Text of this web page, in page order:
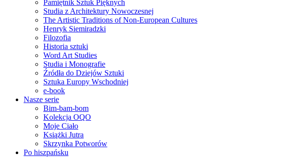
Pamiętnik Sztuk Pięknych
Studia z Architektury Nowoczesnej
The Artistic Traditions of Non-European Cultures
Henryk Siemiradzki
Filozofia
Historia sztuki
Word Art Studies
Studia i Monografie
Źródła do Dziejów Sztuki
Sztuka Europy Wschodniej
e-book
Nasze serie
Bim-bam-bom
Kolekcja OQO
Moje Ciało
Książki Jutra
Skrzynka Potworów
Po hiszpańsku